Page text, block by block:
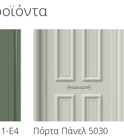
E4 Πόρτα Πάνελ 5030